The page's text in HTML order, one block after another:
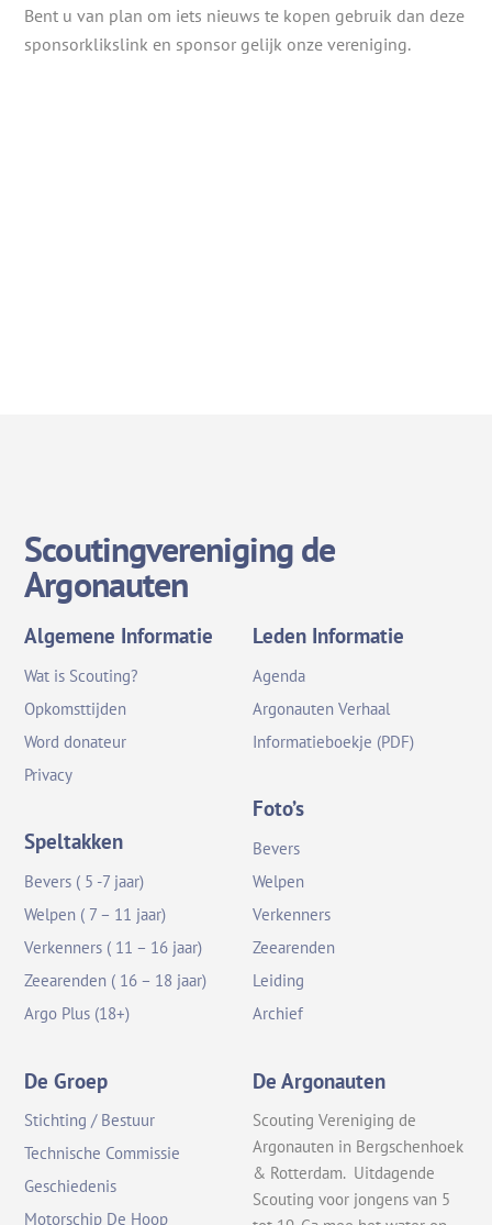
Bent u van plan om iets nieuws te kopen gebruik dan deze
sponsorklikslink en sponsor gelijk onze vereniging.
Scoutingvereniging de
Argonauten
Algemene Informatie
Wat is Scouting?
Opkomsttijden
Word donateur
Privacy
Speltakken
Bevers ( 5 -7 jaar)
Welpen ( 7 – 11 jaar)
Verkenners ( 11 – 16 jaar)
Zeearenden ( 16 – 18 jaar)
Argo Plus (18+)
Leden Informatie
Agenda
Argonauten Verhaal
Informatieboekje (PDF)
Foto’s
Bevers
Welpen
Verkenners
Zeearenden
Leiding
Archief
De Groep
Stichting / Bestuur
Technische Commissie
Geschiedenis
Motorschip De Hoop
De Argonauten
Scouting Vereniging de
Argonauten in Bergschenhoek
& Rotterdam. Uitdagende
Scouting voor jongens van 5